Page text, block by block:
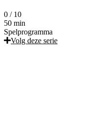
0 / 10
50 min
Spelprogramma
Volg deze serie